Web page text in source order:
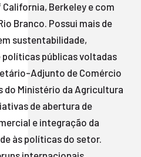
Berkeley e com
Branco. Possui mais de
sustentabilidade,
públicas voltadas
Adjunto de Comércio
do Ministério da Agricultura
de abertura de
e integração da
às políticas do setor.